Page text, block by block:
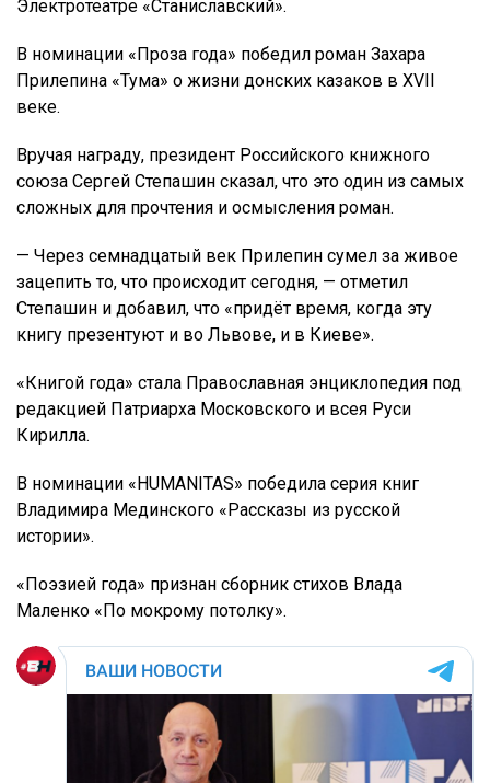
Электротеатре «Станиславский».
В номинации «Проза года» победил роман Захара
Прилепина «Тума» о жизни донских казаков в XVII
веке.
Вручая награду, президент Российского книжного
союза Сергей Степашин сказал, что это один из самых
сложных для прочтения и осмысления роман.
— Через семнадцатый век Прилепин сумел за живое
зацепить то, что происходит сегодня, — отметил
Степашин и добавил, что «придёт время, когда эту
книгу презентуют и во Львове, и в Киеве».
«Книгой года» стала Православная энциклопедия под
редакцией Патриарха Московского и всея Руси
Кирилла.
В номинации «HUMANITAS» победила серия книг
Владимира Мединского «Рассказы из русской
истории».
«Поэзией года» признан сборник стихов Влада
Маленко «По мокрому потолку».